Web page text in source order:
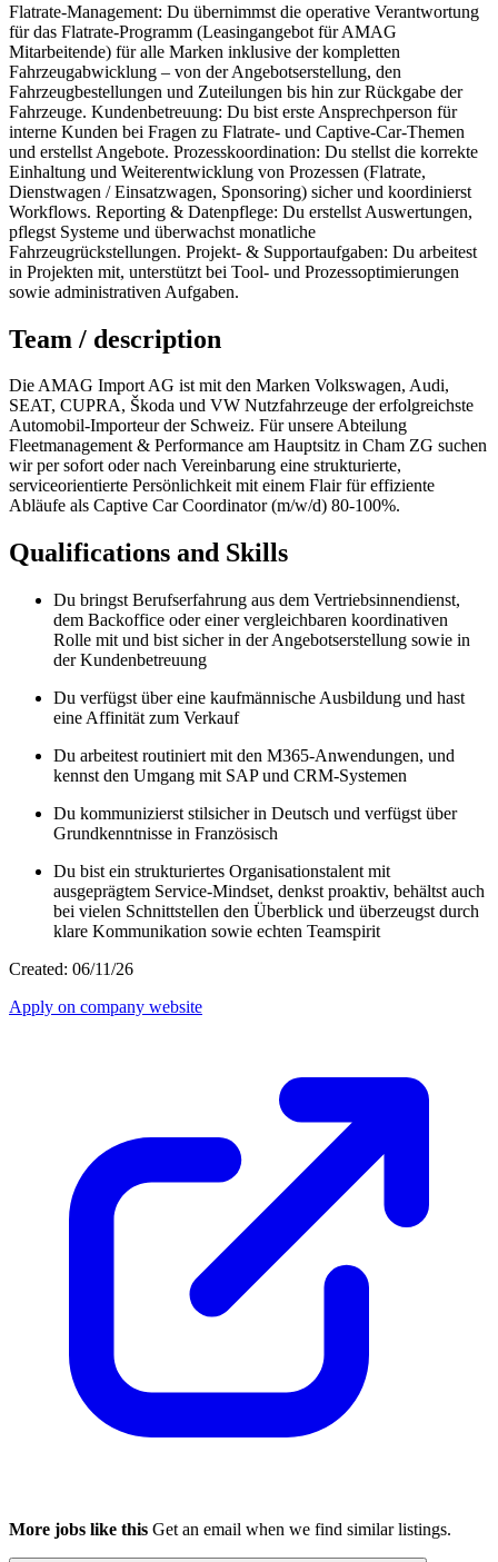
Flatrate-Management: Du übernimmst die operative Verantwortung
für das Flatrate-Programm (Leasingangebot für AMAG
Mitarbeitende) für alle Marken inklusive der kompletten
Fahrzeugabwicklung – von der Angebotserstellung, den
Fahrzeugbestellungen und Zuteilungen bis hin zur Rückgabe der
Fahrzeuge. Kundenbetreuung: Du bist erste Ansprechperson für
interne Kunden bei Fragen zu Flatrate- und Captive-Car-Themen
und erstellst Angebote. Prozesskoordination: Du stellst die korrekte
Einhaltung und Weiterentwicklung von Prozessen (Flatrate,
Dienstwagen / Einsatzwagen, Sponsoring) sicher und koordinierst
Workflows. Reporting & Datenpflege: Du erstellst Auswertungen,
pflegst Systeme und überwachst monatliche
Fahrzeugrückstellungen. Projekt- & Supportaufgaben: Du arbeitest
in Projekten mit, unterstützt bei Tool- und Prozessoptimierungen
sowie administrativen Aufgaben.
Team / description
Die AMAG Import AG ist mit den Marken Volkswagen, Audi,
SEAT, CUPRA, Škoda und VW Nutzfahrzeuge der erfolgreichste
Automobil-Importeur der Schweiz. Für unsere Abteilung
Fleetmanagement & Performance am Hauptsitz in Cham ZG suchen
wir per sofort oder nach Vereinbarung eine strukturierte,
serviceorientierte Persönlichkeit mit einem Flair für effiziente
Abläufe als Captive Car Coordinator (m/w/d) 80-100%.
Qualifications and Skills
Du bringst Berufserfahrung aus dem Vertriebsinnendienst,
dem Backoffice oder einer vergleichbaren koordinativen
Rolle mit und bist sicher in der Angebotserstellung sowie in
der Kundenbetreuung
Du verfügst über eine kaufmännische Ausbildung und hast
eine Affinität zum Verkauf
Du arbeitest routiniert mit den M365-Anwendungen, und
kennst den Umgang mit SAP und CRM-Systemen
Du kommunizierst stilsicher in Deutsch und verfügst über
Grundkenntnisse in Französisch
Du bist ein strukturiertes Organisationstalent mit
ausgeprägtem Service‑Mindset, denkst proaktiv, behältst auch
bei vielen Schnittstellen den Überblick und überzeugst durch
klare Kommunikation sowie echten Teamspirit
Created: 06/11/26
Apply on company website
More jobs like this Get an email when we find similar listings.